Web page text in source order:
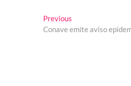
Navegación
de
Previous
post:
Conave emite aviso